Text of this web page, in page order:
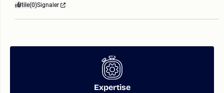
Utile(0)Signaler
Expertise